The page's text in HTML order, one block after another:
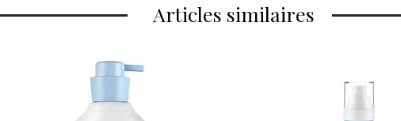
Articles similaires